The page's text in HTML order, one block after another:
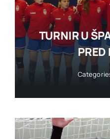
TURNIR U
PRED